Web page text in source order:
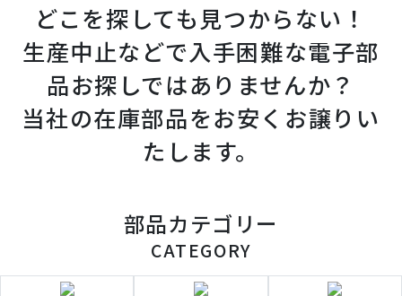
どこを探しても見つからない！
生産中止などで入手困難な電子部
品お探しではありませんか？
当社の在庫部品をお安くお譲りい
たします。
部品カテゴリー
CATEGORY